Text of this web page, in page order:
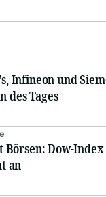
Infineon und
des Tages
Börsen: Dow-
an